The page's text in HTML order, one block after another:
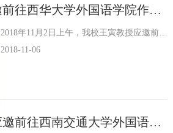
我校王寅教授应邀前往西华大学外国语学院作学术讲座
2018年11月2日上午，我校王寅教授应邀前往西华大学外国语学院，作了题为“体认语言学视野下的汉语成语英译——以《红楼梦》300成语的三个译本为例”的学术讲座。王寅教授幽默又不失严谨的向大家介绍了体认...
2018-11-06
我校廖七一教授应邀前往西南交通大学外国语学院讲学